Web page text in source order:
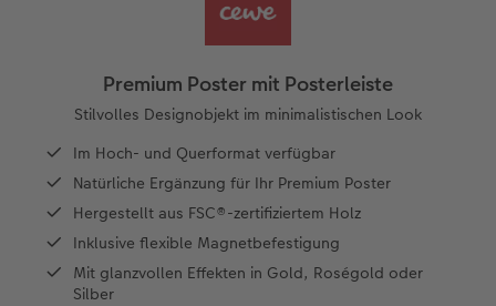
Personalisierter Schuber
CEWE FOTOBUCH Kids
Einband mit Leder und Leinen
Erste Schritte
Bestellwege
Nature Prints
Fotosets
Fotosticker
Sofortfotos
Zubehör
Photo Streetmap Poster
hexxas
Acrylglas
Alu Dibond
Foto auf Holz
Weitere Anlässe
Fotokarten
Postkarten
Einzelkarten im Direktversand
Haustiere
Faber-Castell
Art Prints
Foto-Geschenkbox
Silikonhüllen
Lederhüllen
Holzhülle
Handykette
Mit Design
Wandkalender mit Design
Wandkalender A4 Panorama
Wandkalender A3
Tischkalender Quadratisch
Zubehör
Zum Geburtstag
Geschenke zum Abschied
Fotogeschenke zum Osterfest
für Brautpaare
für den JGA
Kundengeschichten
Premium Poster mit Posterleiste
Stilvolles Designobjekt im minimalistischen Look
Im Hoch- und Querformat verfügbar
Natürliche Ergänzung für Ihr Premium Poster
Hergestellt aus FSC®-zertifiziertem Holz
Inklusive flexible Magnetbefestigung
Mit glanzvollen Effekten in Gold, Roségold oder
Silber